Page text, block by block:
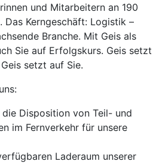
und Mitarbeitern an 190
Das Kerngeschäft: Logistik –
Branche. Mit Geis als
Sie auf Erfolgskurs. Geis setzt
setzt auf Sie.
die Disposition von Teil- und
im Fernverkehr für unsere
Laderaum unserer